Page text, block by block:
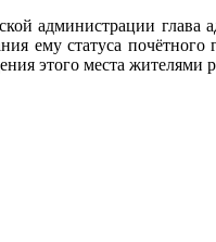
администрации
ему статуса
этого места жителями